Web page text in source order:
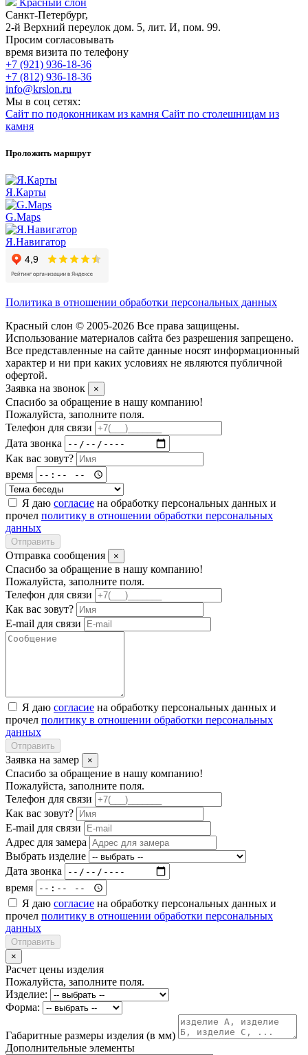
Красный слон
Санкт-Петербург,
2-й Верхний переулок дом. 5, лит. И, пом. 99.
Просим согласовывать
время визита по телефону
+7 (921) 936-18-36
+7 (812) 936-18-36
info@krslon.ru
Мы в соц сетях:
Сайт по подоконникам из камня Сайт по столешницам из
камня
Проложить маршрут
Я.Карты
G.Maps
Я.Навигатор
Политика в отношении обработки персональных данных
Красный слон © 2005-2026 Все права защищены.
Использование материалов сайта без разрешения запрещено.
Все представленные на сайте данные носят информационный
характер и ни при каких условиях не являются публичной
офертой.
Заявка на звонок
×
Спасибо за обращение в нашу компанию!
Пожалуйста, заполните поля.
Телефон для связи
Дата звонка
Как вас зовут?
время
Я даю согласие на обработку персональных данных и
прочел политику в отношении обработки персональных
данных
Отправить
Отправка сообщения ×
Спасибо за обращение в нашу компанию!
Пожалуйста, заполните поля.
Телефон для связи
Как вас зовут?
E-mail для связи
Я даю согласие на обработку персональных данных и
прочел политику в отношении обработки персональных
данных
Отправить
Заявка на замер ×
Спасибо за обращение в нашу компанию!
Пожалуйста, заполните поля.
Телефон для связи
Как вас зовут?
E-mail для связи
Адрес для замера
Выбрать изделие
Дата звонка
время
Я даю согласие на обработку персональных данных и
прочел политику в отношении обработки персональных
данных
Отправить
×
Расчет цены изделия
Пожалуйста, заполните поля.
Изделие:
Форма:
Габаритные размеры изделия (в мм)
Дополнительные элементы